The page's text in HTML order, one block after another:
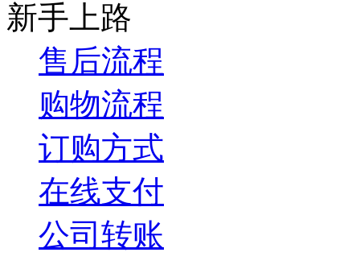
新手上路
售后流程
购物流程
订购方式
在线支付
公司转账